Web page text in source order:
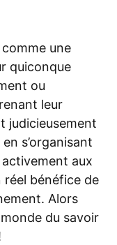
une
quiconque
ou
leur
judicieusement
s’organisant
aux
réel bénéfice de
Alors
du savoir